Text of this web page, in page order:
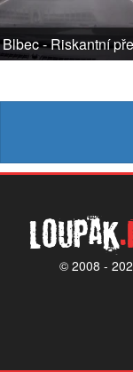
Blbec - Riskantní
Loupak
© 2008 -